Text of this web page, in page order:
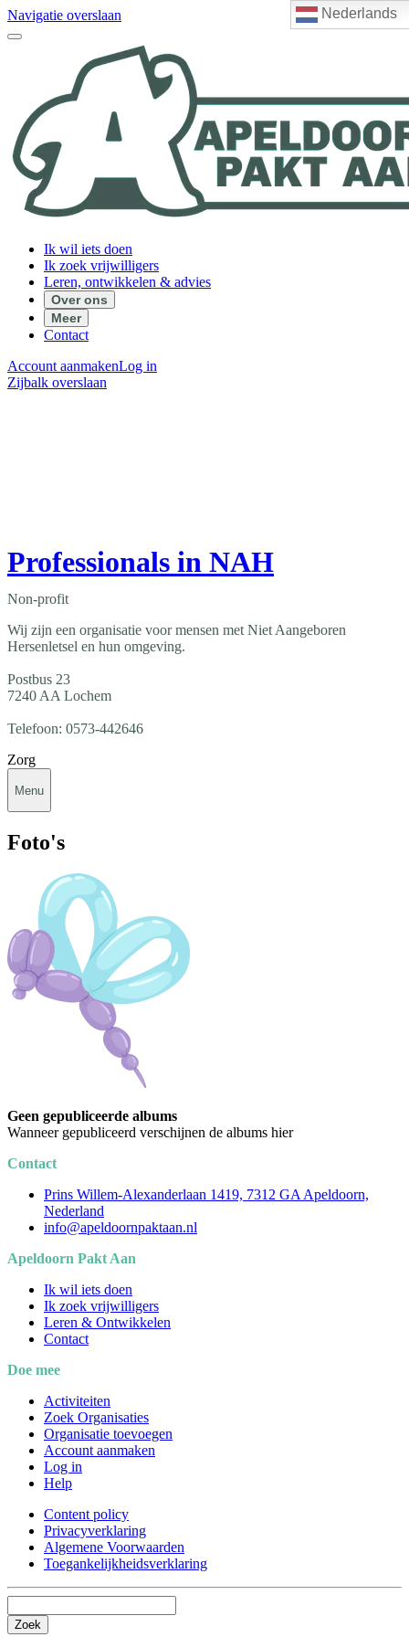
Nederlands
Navigatie overslaan
Ik wil iets doen
Ik zoek vrijwilligers
Leren, ontwikkelen & advies
Over ons
Meer
Contact
Account aanmakenLog in
Zijbalk overslaan
Professionals in NAH
Non-profit
Wij zijn een organisatie voor mensen met Niet Aangeboren
Hersenletsel en hun omgeving.
Postbus 23
7240 AA Lochem
Telefoon: 0573-442646
Zorg
Menu
Foto's
Geen gepubliceerde albums
Wanneer gepubliceerd verschijnen de albums hier
Contact
Prins Willem-Alexanderlaan 1419, 7312 GA Apeldoorn,
Nederland
info@apeldoornpaktaan.nl
Apeldoorn Pakt Aan
Ik wil iets doen
Ik zoek vrijwilligers
Leren & Ontwikkelen
Contact
Doe mee
Activiteiten
Zoek Organisaties
Organisatie toevoegen
Account aanmaken
Log in
Help
Content policy
Privacyverklaring
Algemene Voorwaarden
Toegankelijkheidsverklaring
Zoek